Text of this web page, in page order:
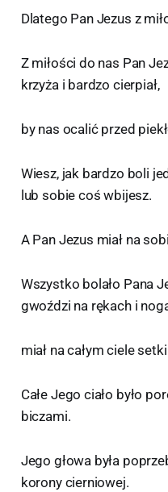
Dlatego Pan Jezus z
Z miłości do nas Pan
krzyża i bardzo cierpiał,
by nas ocalić przed
Wiesz, jak bardzo boli
lub sobie coś wbijesz.
A Pan Jezus miał na
Wszystko bolało Pana
gwoździ na rękach i
miał na całym ciele
Całe Jego ciało było
biczami.
Jego głowa była
korony cierniowej.